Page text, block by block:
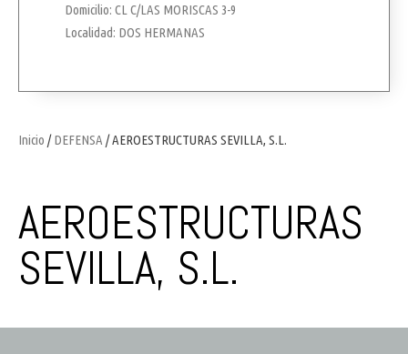
Inicio /DEFENSA / AEROESTRUCTURAS SEVILLA, S.L.
AEROESTRUCTURAS
SEVILLA, S.L.
Domicilio: CL C/LAS MORISCAS 3-9
Localidad: DOS HERMANAS